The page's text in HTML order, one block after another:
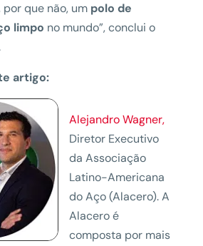
que não, um polo de
limpo no mundo”, conclui o
artigo:
Alejandro Wagner,
Diretor Executivo
da Associação
Latino-Americana
do Aço (Alacero). A
Alacero é
composta por mais